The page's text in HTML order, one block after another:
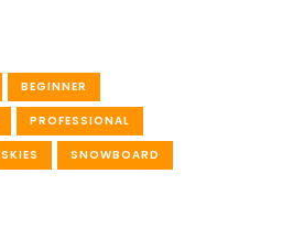
BEGINNER
PROFESSIONAL
SKIES SNOWBOARD